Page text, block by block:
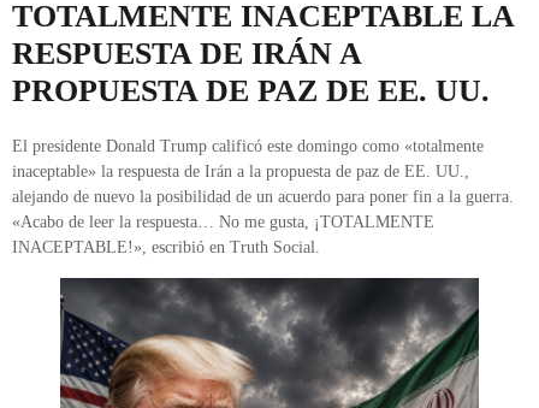
TOTALMENTE INACEPTABLE LA
RESPUESTA DE IRÁN A
PROPUESTA DE PAZ DE EE. UU.
El presidente Donald Trump calificó este domingo como «totalmente
inaceptable» la respuesta de Irán a la propuesta de paz de EE. UU.,
alejando de nuevo la posibilidad de un acuerdo para poner fin a la guerra.
«Acabo de leer la respuesta… No me gusta, ¡TOTALMENTE
INACEPTABLE!», escribió en Truth Social.